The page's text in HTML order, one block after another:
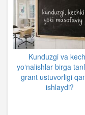
Kunduzgi va
yo‘nalishlar birga
grant ustuvorligi
ishlaydi?